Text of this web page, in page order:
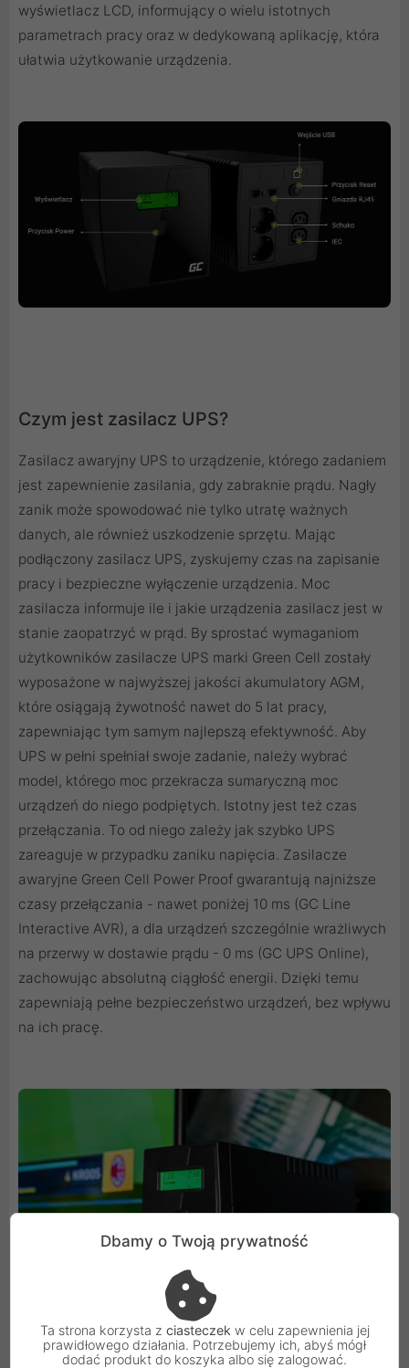
wyświetlacz LCD, informujący o wielu istotnych
parametrach pracy oraz w dedykowaną aplikację, która
ułatwia użytkowanie urządzenia.
Czym jest zasilacz UPS?
Zasilacz awaryjny UPS to urządzenie, którego zadaniem
jest zapewnienie zasilania, gdy zabraknie prądu. Nagły
zanik może spowodować nie tylko utratę ważnych
danych, ale również uszkodzenie sprzętu. Mając
podłączony zasilacz UPS, zyskujemy czas na zapisanie
pracy i bezpieczne wyłączenie urządzenia. Moc
zasilacza informuje ile i jakie urządzenia zasilacz jest w
stanie zaopatrzyć w prąd. By sprostać wymaganiom
użytkowników zasilacze UPS marki Green Cell zostały
wyposażone w najwyższej jakości akumulatory AGM,
które osiągają żywotność nawet do 5 lat pracy,
zapewniając tym samym najlepszą efektywność. Aby
UPS w pełni spełniał swoje zadanie, należy wybrać
model, którego moc przekracza sumaryczną moc
urządzeń do niego podpiętych. Istotny jest też czas
przełączania. To od niego zależy jak szybko UPS
zareaguje w przypadku zaniku napięcia. Zasilacze
awaryjne Green Cell Power Proof gwarantują najniższe
czasy przełączania - nawet poniżej 10 ms (GC Line
Interactive AVR), a dla urządzeń szczególnie wrażliwych
na przerwy w dostawie prądu - 0 ms (GC UPS Online),
zachowując absolutną ciągłość energii. Dzięki temu
zapewniają pełne bezpieczeństwo urządzeń, bez wpływu
na ich pracę.
Dbamy o Twoją prywatność
Ta strona korzysta z ciasteczek w celu zapewnienia jej
prawidłowego działania. Potrzebujemy ich, abyś mógł
dodać produkt do koszyka albo się zalogować.